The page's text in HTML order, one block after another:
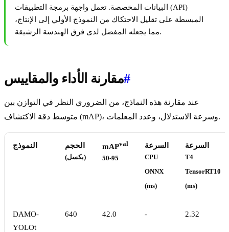
البيانات المخصصة. تعمل واجهة برمجة التطبيقات (API)
المبسطة على تقليل الاحتكاك من النموذج الأولي إلى الإنتاج،
مما يجعله المفضل لدى فرق الهندسة الرشيقة.
مقارنة الأداء والمقاييس#
عند مقارنة هذه النماذج، من الضروري النظر في التوازن بين
متوسط دقة الاكتشاف (mAP)، وسرعة الاستدلال، وعدد المعلمات.
النموذج الحجم
(بكسل)
mAPval
50-95
السرعة
CPU
ONNX
(ms)
السرعة
T4
TensorRT10
(ms)
DAMO-
YOLOt
640 42.0 - 2.32